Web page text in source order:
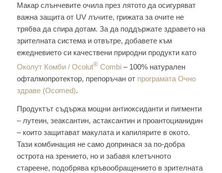
Макар слънчевите очила през лятото да осигуряват
важна защита от UV лъчите, грижата за очите не
трябва да спира дотам. За да поддържате здравето на
зрителната система и отвътре, добавете към
ежедневието си качествени природни продукти като
Околут Комби / Ocolut®Combi– 100% натурален
офталмопротектор, препоръчан от програмата Очно
здраве (Ocomed).
Продуктът съдържа мощни антиоксиданти и пигменти
– лутеин, зеаксантин, астаксантин и проантоцианидин
– които защитават макулата и капилярите в окото.
Тази комбинация не само допринася за по-добра
острота на зрението, но и забавя клетъчното
стареене, подобрява кръвообращението в зрителната